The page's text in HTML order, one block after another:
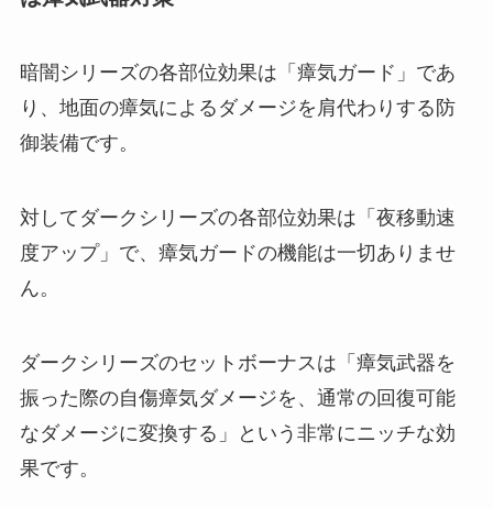
暗闇シリーズの各部位効果は「瘴気ガード」であ
り、地面の瘴気によるダメージを肩代わりする防
御装備です。
対してダークシリーズの各部位効果は「夜移動速
度アップ」で、瘴気ガードの機能は一切ありませ
ん。
ダークシリーズのセットボーナスは「瘴気武器を
振った際の自傷瘴気ダメージを、通常の回復可能
なダメージに変換する」という非常にニッチな効
果です。